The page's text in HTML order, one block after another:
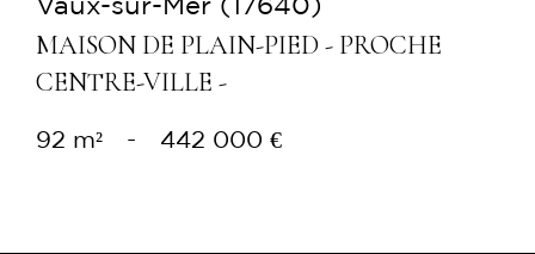
Vaux-sur-Mer (17640)
MAISON DE PLAIN-PIED - PROCHE
CENTRE-VILLE -
92 m² - 442 000 €